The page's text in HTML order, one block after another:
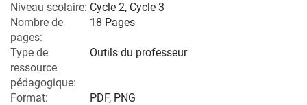
Niveau scolaire: Cycle 2, Cycle 3
Nombre de
pages:
18 Pages
Type de
ressource
pédagogique:
Outils du professeur
Format: PDF, PNG